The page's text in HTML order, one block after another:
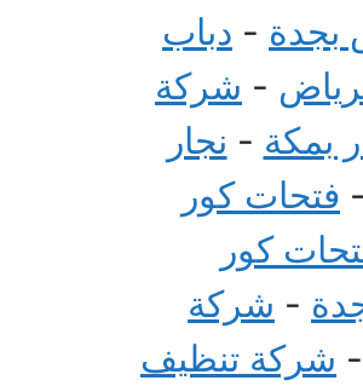
بجدة - دباب
- شركة
بمكة - نجار
- فتحات كور
كور
- شركة
- شركة تنظيف